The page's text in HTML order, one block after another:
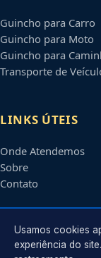
Guincho para Carro
Guincho para Moto
Guincho para
Transporte de
LINKS ÚTEIS
Onde Atendemos
Sobre
Contato
CONTATO
Usamos cookies
experiência do